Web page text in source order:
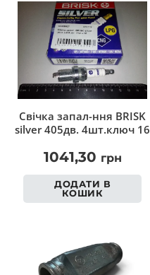
Свічка запал-ння BRISK
silver 405дв. 4шт.ключ 16
1041,30 грн
ДОДАТИ В
КОШИК